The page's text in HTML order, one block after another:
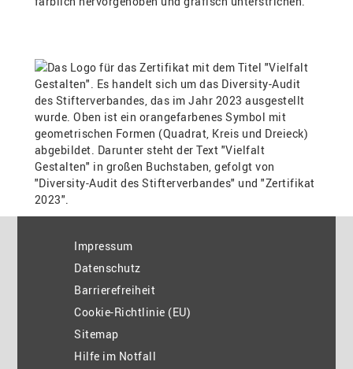
Impressum
Datenschutz
Barrierefreiheit
Cookie-Richtlinie (EU)
Sitemap
Hilfe im Notfall